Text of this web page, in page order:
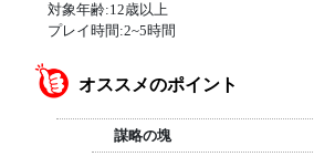
対象年齢:12歳以上
プレイ時間:2~5時間
オススメのポイント
謀略の塊